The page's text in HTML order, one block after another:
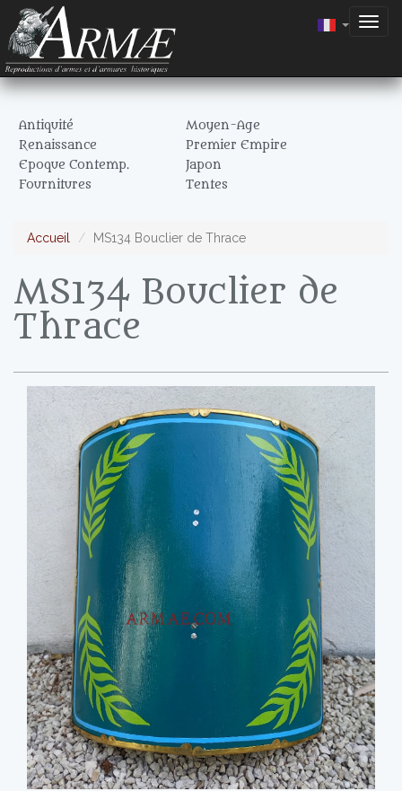
Antiquité
Moyen-Age
Renaissance
Premier Empire
Epoque Contemp.
Japon
Fournitures
Tentes
Accueil MS134 Bouclier de Thrace
MS134 Bouclier de
Thrace